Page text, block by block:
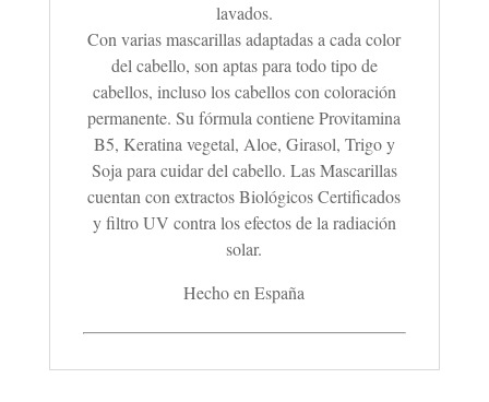
lavados.
Con varias mascarillas adaptadas a cada color
del cabello, son aptas para todo tipo de
cabellos, incluso los cabellos con coloración
permanente. Su fórmula contiene Provitamina
B5, Keratina vegetal, Aloe, Girasol, Trigo y
Soja para cuidar del cabello. Las Mascarillas
cuentan con extractos Biológicos Certificados
y filtro UV contra los efectos de la radiación
solar.
Hecho en España